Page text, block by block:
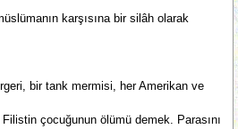
karşısına bir silâh olarak
bir tank mermisi, her Amerikan ve
Filistin çocuğunun ölümü demek. Parasını